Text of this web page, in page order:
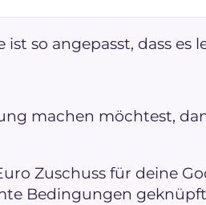
ist so angepasst, dass es
machen möchtest,
Zuschuss für deine
Bedingungen